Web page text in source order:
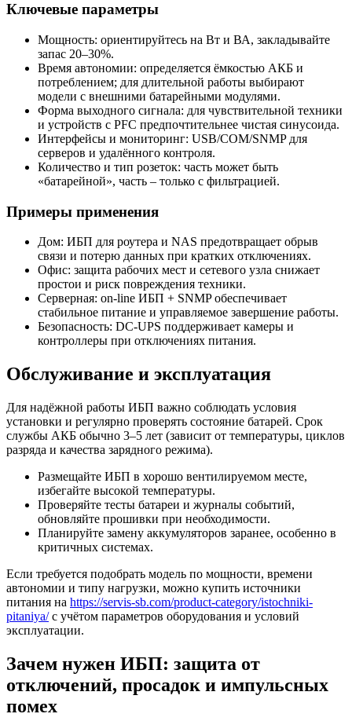
Ключевые параметры
Мощность: ориентируйтесь на Вт и ВА, закладывайте
запас 20–30%.
Время автономии: определяется ёмкостью АКБ и
потреблением; для длительной работы выбирают
модели с внешними батарейными модулями.
Форма выходного сигнала: для чувствительной техники
и устройств с PFC предпочтительнее чистая синусоида.
Интерфейсы и мониторинг: USB/COM/SNMP для
серверов и удалённого контроля.
Количество и тип розеток: часть может быть
«батарейной», часть – только с фильтрацией.
Примеры применения
Дом: ИБП для роутера и NAS предотвращает обрыв
связи и потерю данных при кратких отключениях.
Офис: защита рабочих мест и сетевого узла снижает
простои и риск повреждения техники.
Серверная: on-line ИБП + SNMP обеспечивает
стабильное питание и управляемое завершение работы.
Безопасность: DC-UPS поддерживает камеры и
контроллеры при отключениях питания.
Обслуживание и эксплуатация
Для надёжной работы ИБП важно соблюдать условия
установки и регулярно проверять состояние батарей. Срок
службы АКБ обычно 3–5 лет (зависит от температуры, циклов
разряда и качества зарядного режима).
Размещайте ИБП в хорошо вентилируемом месте,
избегайте высокой температуры.
Проверяйте тесты батареи и журналы событий,
обновляйте прошивки при необходимости.
Планируйте замену аккумуляторов заранее, особенно в
критичных системах.
Если требуется подобрать модель по мощности, времени
автономии и типу нагрузки, можно купить источники
питания на https://servis-sb.com/product-category/istochniki-
pitaniya/с учётом параметров оборудования и условий
эксплуатации.
Зачем нужен ИБП: защита от
отключений, просадок и импульсных
помех